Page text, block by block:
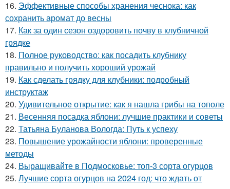
16. Эффективные способы хранения чеснока: как
сохранить аромат до весны
17. Как за один сезон оздоровить почву в клубничной
грядке
18. Полное руководство: как посадить клубнику
правильно и получить хороший урожай
19. Как сделать грядку для клубники: подробный
инструктаж
20. Удивительное открытие: как я нашла грибы на тополе
21. Весенняя посадка яблони: лучшие практики и советы
22. Татьяна Буланова Вологда: Путь к успеху
23. Повышение урожайности яблони: проверенные
методы
24. Выращивайте в Подмосковье: топ-3 сорта огурцов
25. Лучшие сорта огурцов на 2024 год: что ждать от